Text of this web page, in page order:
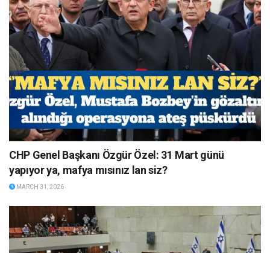
CHP Genel Başkanı Özgür Özel: 31 Mart günü
yapıyor ya, mafya mısınız lan siz?
MARCH 31, 2026